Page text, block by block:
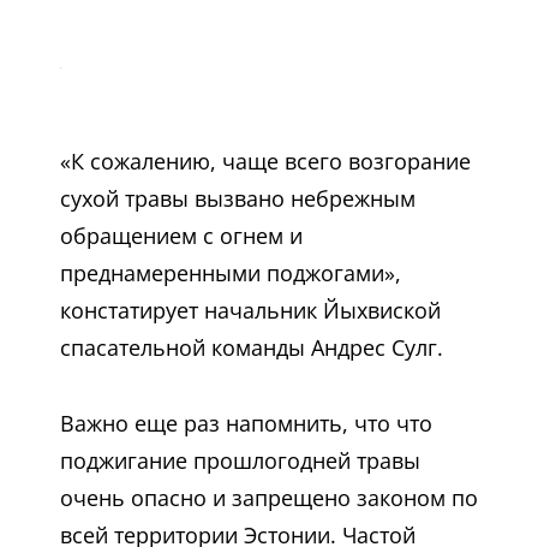
«К сожалению, чаще всего возгорание
сухой травы вызвано небрежным
обращением с огнем и
преднамеренными поджогами»,
констатирует начальник Йыхвиской
спасательной команды Андрес Сулг.
Важно еще раз напомнить, что что
поджигание прошлогодней травы
очень опасно и запрещено законом по
всей территории Эстонии. Частой